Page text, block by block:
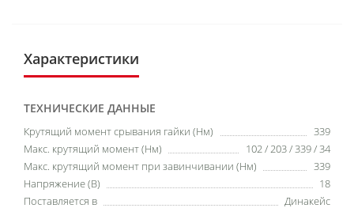
Характеристики
ТЕХНИЧЕСКИЕ ДАННЫЕ
Крутящий момент срывания гайки (Нм)
339
Макс. крутящий момент (Нм)
102 / 203 / 339 / 34
Макс. крутящий момент при завинчивании (Нм)
339
Напряжение (В)
18
Поставляется в
Динакейс